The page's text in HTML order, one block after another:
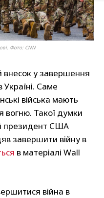
Фото: CNN
внесок у завершення
Україні. Саме
війська мають
вогню. Такої думки
президент США
завершити війну в
в матеріалі Wall
війна в